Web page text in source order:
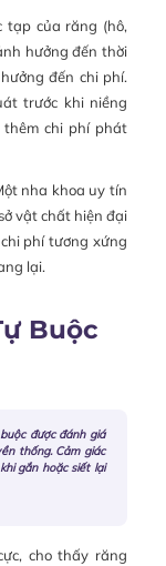
tạp của răng (hô,
hưởng đến thời
đến chi phí.
trước khi niềng
thêm chi phí phát
nha khoa uy tín
vật chất hiện đại
phí tương xứng
lại.
Buộc
được đánh giá
thống. Cảm giác
gắn hoặc siết lại
cho thấy răng